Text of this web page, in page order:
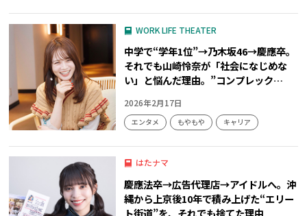
WORK LIFE THEATER
中学で“学年1位”→乃木坂46→慶應卒。
それでも山崎怜奈が「社会になじめな
い」と悩んだ理由。”コンプレック…
2026年2月17日
エンタメ もやもや キャリア
はたナマ
慶應法卒→広告代理店→アイドルへ。沖
縄から上京後10年で積み上げた“エリー
ト街道”を、それでも捨てた理由